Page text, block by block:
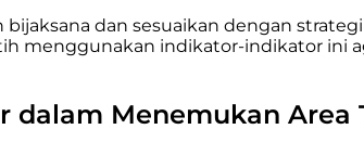
dan sesuaikan dengan
menggunakan indikator-indikator ini
dalam Menemukan Area